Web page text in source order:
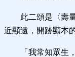
此二頌是〈壽
近顯遠，開跡顯本
「我常知眾生